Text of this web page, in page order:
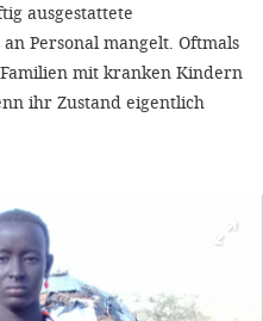
ausgestattete
Personal mangelt. Oftmals
mit kranken Kindern
ihr Zustand eigentlich